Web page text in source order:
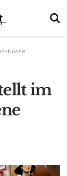
Nusse
im